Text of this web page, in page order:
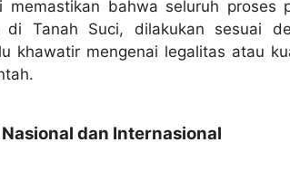
bahwa seluruh proses
di Tanah Suci, dilakukan sesuai
khawatir mengenai legalitas atau
dan Internasional